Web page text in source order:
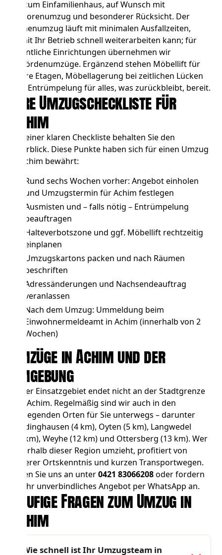
bis zum Einfamilienhaus, auf Wunsch mit
Seniorenumzug und besonderer Rücksicht. Der
Firmenumzug läuft mit minimalen Ausfallzeiten,
damit Ihr Betrieb schnell weiterarbeiten kann; für
öffentliche Einrichtungen übernehmen wir
Behördenumzüge. Ergänzend stehen Möbelliftfür
obere Etagen, Möbellagerung bei zeitlichen Lücken
Entrümpelung für alles, was zurückbleibt, bereit.
Ihre Umzugscheckliste für
Achim
Mit einer klaren Checkliste behalten Sie den
Überblick. Diese Punkte haben sich für einen Umzug
in Achim bewährt:
Rund sechs Wochen vorher: Angebot einholen
und Umzugstermin für Achim festlegen
Ausmisten und – falls nötig – Entrümpelung
beauftragen
Halteverbotszone und ggf. Möbellift rechtzeitig
einplanen
Umzugskartons packen und nach Räumen
beschriften
Adressänderungen und Nachsendeauftrag
veranlassen
Nach dem Umzug: Ummeldung beim
Einwohnermeldeamt in Achim (innerhalb von 2
Wochen)
Umzüge in Achim und der
Umgebung
Unser Einsatzgebiet endet nicht an der Stadtgrenze
von Achim. Regelmäßig sind wir auch in den
umliegenden Orten für Sie unterwegs – darunter
Thedinghausen (4 km), Oyten (5 km), Langwedel
(11 km),Weyhe(12 km) und Ottersberg (13 km). Wer
innerhalb dieser Region umzieht, profitiert von
unserer Ortskenntnis und kurzen Transportwegen.
Rufen Sie uns an unter0421 83066208oder fordern
Sie Ihr unverbindliches Angebot per WhatsApp an.
Häufige Fragen zum Umzug in
Achim
Wie schnell ist Ihr Umzugsteam in